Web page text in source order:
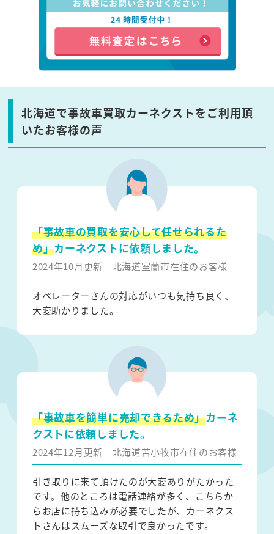
北海道で事故車買取カーネクストをご利用頂
いたお客様の声
「事故車の買取を安心して任せられるた
め」カーネクストに依頼しました。
2024年10月更新 北海道室蘭市在住のお客様
オペレーターさんの対応がいつも気持ち良く、
大変助かりました。
「事故車を簡単に売却できるため」カーネ
クストに依頼しました。
2024年12月更新 北海道苫小牧市在住のお客様
引き取りに来て頂けたのが大変ありがたかった
です。他のところは電話連絡が多く、こちらか
らお店に持ち込みが必要でしたが、カーネクス
トさんはスムーズな取引で良かったです。